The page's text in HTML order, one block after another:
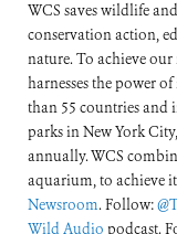
WCS saves wildlife
conservation action,
nature. To achieve
harnesses the power
than 55 countries and
parks in New York
annually. WCS
aquarium, to achieve
Newsroom. Follow:
Wild Audio podcast.